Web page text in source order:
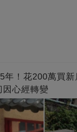
年！花200萬買
因心經轉變